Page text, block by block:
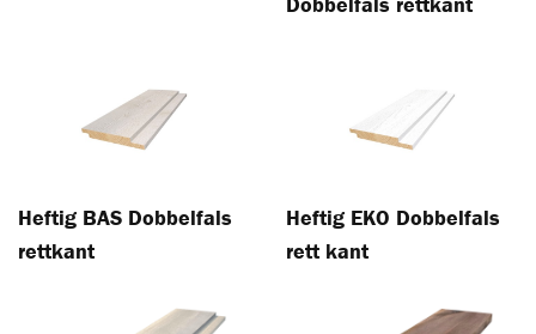
Heftig BAS Dobbelfals
rettkant
Heftig EKO Dobbelfals
rett kant